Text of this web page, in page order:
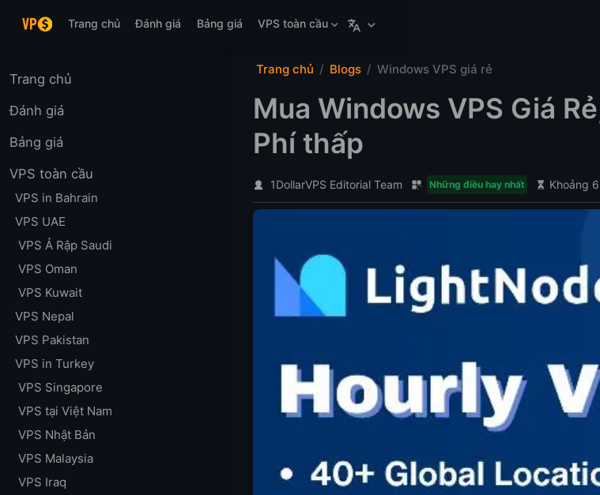
Trang chủ
Đánh giá Bảng giá VPS toàn cầu
Trang chủ
Đánh giá
Bảng giá
VPS toàn cầu
VPS in Bahrain
VPS UAE
VPS Ả Rập Saudi
VPS Oman
VPS Kuwait
VPS Nepal
VPS Pakistan
VPS in Turkey
VPS Singapore
VPS tại Việt Nam
VPS Nhật Bản
VPS Malaysia
VPS Iraq
Trang chủ Blogs Windows VPS giá rẻ
Mua Windows VPS Giá
Phí thấp
1DollarVPS Editorial Team Những điều hay nhất Khoảng